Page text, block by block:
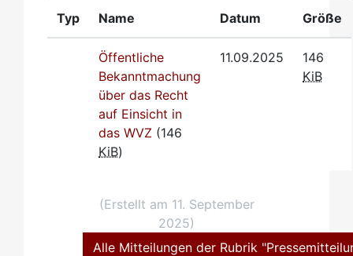
Typ Name Datum Größe
Öffentliche
Bekanntmachung
über das Recht
auf Einsicht in
das WVZ (146
KiB)
11.09.2025
146
KiB
(Erstellt am 11. September
2025)
Alle Mitteilungen der Rubrik